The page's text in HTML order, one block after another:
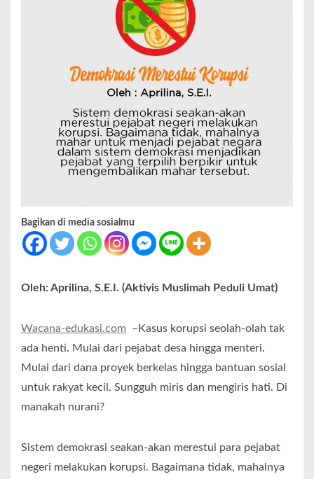
Bagikan di media sosialmu
Oleh: Aprilina, S.E.I. (Aktivis Muslimah Peduli Umat)
Wacana-edukasi.com –Kasus korupsi seolah-olah tak
ada henti. Mulai dari pejabat desa hingga menteri.
Mulai dari dana proyek berkelas hingga bantuan sosial
untuk rakyat kecil. Sungguh miris dan mengiris hati. Di
manakah nurani?
Sistem demokrasi seakan-akan merestui para pejabat
negeri melakukan korupsi. Bagaimana tidak, mahalnya